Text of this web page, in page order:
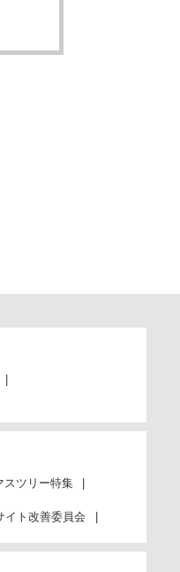
スツリー特集
イト改善委員会